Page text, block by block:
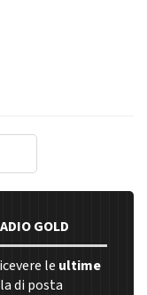
GOLD
le ultime
di posta